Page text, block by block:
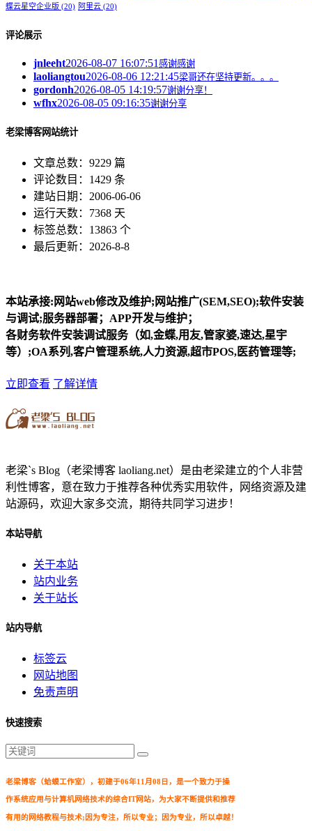
蝶云星空企业版 (20) 阿里云 (20)
评论展示
jnleeht2026-08-07 16:07:51 感谢感谢
laoliangtou2026-08-06 12:21:45梁哥还在坚持更新。。。
gordonh2026-08-05 14:19:57谢谢分享！
wfhx2026-08-05 09:16:35谢谢分享
老梁博客网站统计
文章总数：9229 篇
评论数目：1429 条
建站日期：2006-06-06
运行天数：7368 天
标签总数：13863 个
最后更新：2026-8-8
本站承接:网站web修改及维护;网站推广(SEM,SEO);软件安装
与调试;服务器部署；APP开发与维护；
各财务软件安装调试服务（如,金蝶,用友,管家婆,速达,星宇
等）;OA系列,客户管理系统,人力资源,超市POS,医药管理等;
立即查看 了解详情
老梁`s Blog（老梁博客 laoliang.net）是由老梁建立的个人非营
利性博客，意在致力于推荐各种优秀实用软件，网络资源及建
站源码，欢迎大家多交流，期待共同学习进步！
本站导航
关于本站
站内业务
关于站长
站内导航
标签云
网站地图
免责声明
快速搜索
老梁博客（蛤蟆工作室），初建于06年11月08日，是一个致力于操
作系统应用与计算机网络技术的综合IT网站，为大家不断提供和推荐
有用的网络教程与技术;因为专注，所以专业；因为专业，所以卓越！